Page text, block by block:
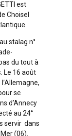
est
Choisel
stalag n°
du tout à
Le 16 août
se
d’Annecy
au 24°
servir dans
(06).